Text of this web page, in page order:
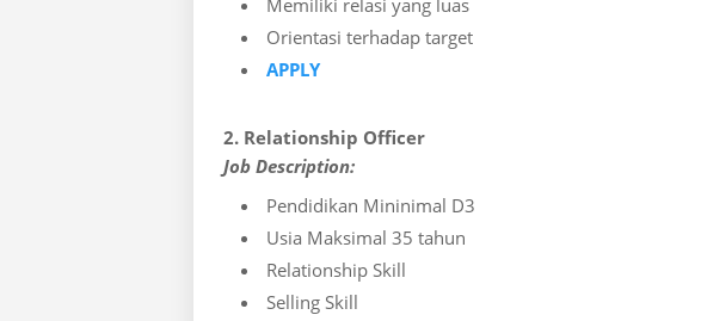
Memiliki relasi yang luas
Orientasi terhadap target
APPLY
2. Relationship Officer
Job Description:
Pendidikan Mininimal D3
Usia Maksimal 35 tahun
Relationship Skill
Selling Skill